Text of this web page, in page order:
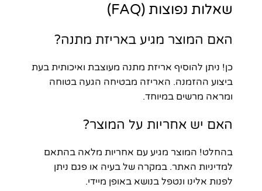
שאלות נפוצות (FAQ)
האם המוצר מגיע באריזת מתנה?
כן! ניתן להוסיף אריזת מתנה מעוצבת ואיכותית בעת
ביצוע ההזמנה. האריזה מבטיחה הגעה בטוחה
ומראה מרשים במיוחד.
האם יש אחריות על המוצר?
בהחלט! המוצר מגיע עם אחריות מלאה בהתאם
למדיניות האתר. במקרה של בעיה או פגם ניתן
לפנות אלינו ונטפל בנושא באופן מיידי.